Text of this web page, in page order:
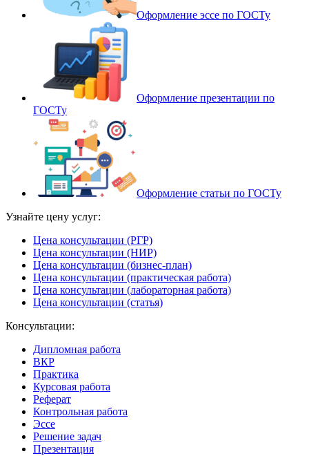
Оформление эссе по ГОСТу
Оформление презентации по
ГОСТу
Оформление статьи по ГОСТу
Узнайте цену услуг:
Цена консультации (РГР)
Цена консультации (НИР)
Цена консультации (бизнес-план)
Цена консультации (практическая работа)
Цена консультации (лабораторная работа)
Цена консультации (статья)
Консультации:
Дипломная работа
ВКР
Практика
Курсовая работа
Реферат
Контрольная работа
Эссе
Решение задач
Презентация